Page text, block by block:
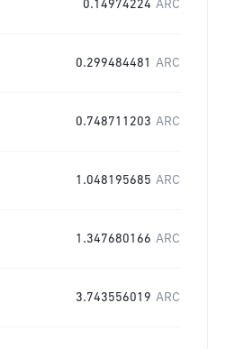
0.14974224 ARC
0.299484481 ARC
0.748711203 ARC
1.048195685 ARC
1.347680166 ARC
3.743556019 ARC